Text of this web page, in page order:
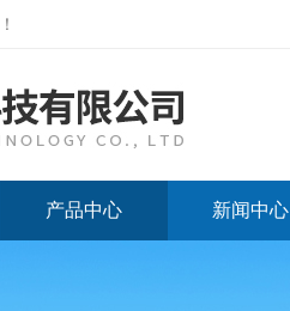
！
产品中心 新闻中心